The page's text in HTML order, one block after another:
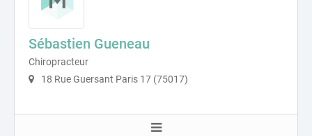
Sébastien Gueneau
Chiropracteur
18 Rue Guersant Paris 17 (75017)